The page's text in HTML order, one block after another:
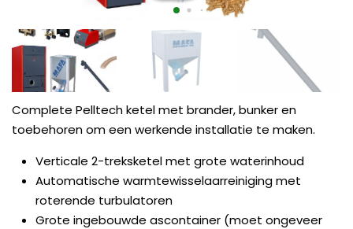
Complete Pelltech ketel met brander, bunker en
toebehoren om een werkende installatie te maken.
Verticale 2-treksketel met grote waterinhoud
Automatische warmtewisselaarreiniging met
roterende turbulatoren
Grote ingebouwde ascontainer (moet ongeveer